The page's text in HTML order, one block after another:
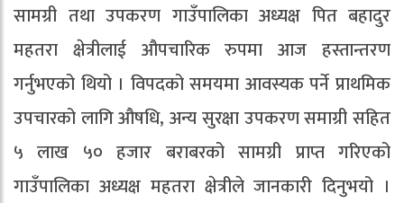
सामग्री तथा उपकरण गाउँपालिका अध्यक्ष पित बहादुर
महतरा क्षेत्रीलाई औपचारिक रुपमा आज हस्तान्तरण
गर्नुभएको थियो । विपदको समयमा आवस्यक पर्ने प्राथमिक
उपचारको लागि औषधि, अन्य सुरक्षा उपकरण समाग्री सहित
५ लाख ५० हजार बराबरको सामग्री प्राप्त गरिएको
गाउँपालिका अध्यक्ष महतरा क्षेत्रीले जानकारी दिनुभयो ।